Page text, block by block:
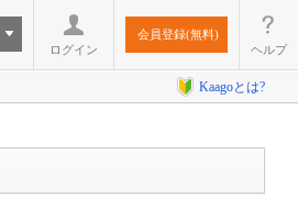
ログイン
会員登録(無料)
ヘルプ
Kaagoとは?